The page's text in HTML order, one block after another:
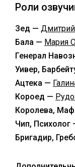
Роли
Зед —
Бала — Мария
Генерал
Уивер,
Ацтека —
Короед —
Королева,
Чип, Психолог
Бригадир,